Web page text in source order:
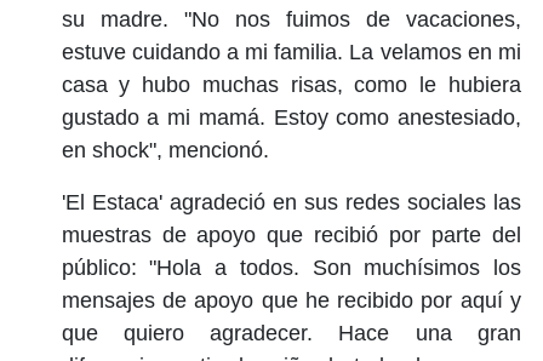
su madre. "No nos fuimos de vacaciones,
estuve cuidando a mi familia. La velamos en mi
casa y hubo muchas risas, como le hubiera
gustado a mi mamá. Estoy como anestesiado,
en shock", mencionó.
'El Estaca' agradeció en sus redes sociales las
muestras de apoyo que recibió por parte del
público: "Hola a todos. Son muchísimos los
mensajes de apoyo que he recibido por aquí y
que quiero agradecer. Hace una gran